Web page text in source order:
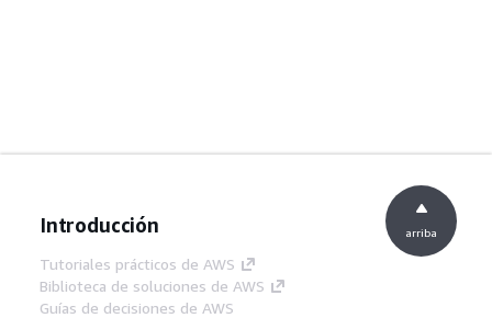
Introducción
Tutoriales prácticos de AWS
Biblioteca de soluciones de AWS
Guías de decisiones de AWS
arriba